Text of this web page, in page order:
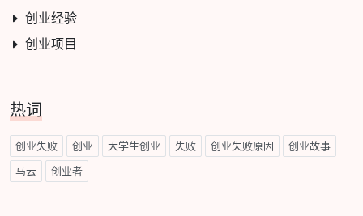
创业经验
创业项目
热词
创业失败 创业 大学生创业 失败 创业失败原因 创业故事
马云 创业者